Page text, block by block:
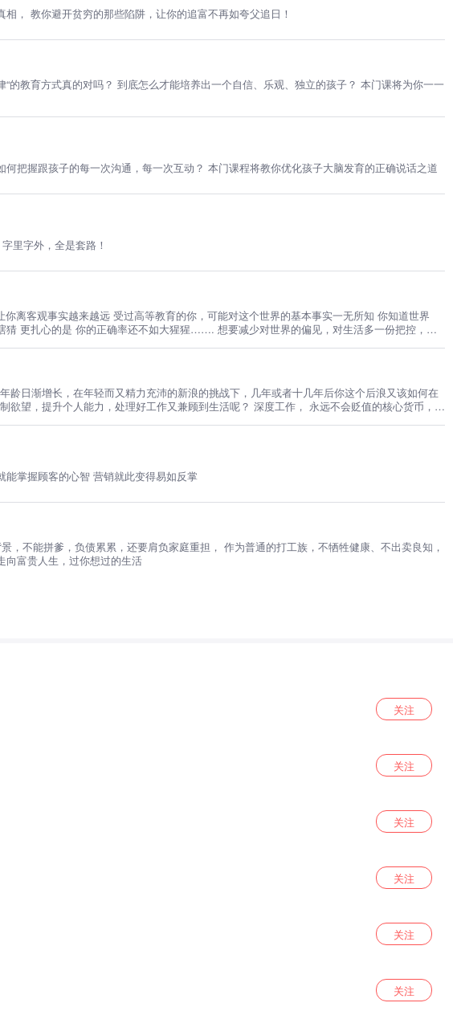
， 教你避开贫穷的那些陷阱，让你的追富不再如夸父追日！
的对吗？ 到底怎么才能培养出一个自信、乐观、独立的孩子？ 本门课将为你一一
把握跟孩子的每一次沟通，每一次互动？ 本门课程将教你优化孩子大脑发育的正确说话之道
里字外，全是套路！
的基本事实一无所知 你知道世界
猩猩……. 想要减少对世界的偏见，对生活多一份把控，对
日渐增长，在年轻而又精力充沛的新浪的挑战下，几年或者十几年后你这个后浪又该如何在
望，提升个人能力，处理好工作又兼顾到生活呢？ 深度工作， 永远不会贬值的核心货币，
掌握顾客的心智 营销就此变得易如反掌
不能拼爹，负债累累，还要肩负家庭重担， 作为普通的打工族，不牺牲健康、不出卖良知，
向富贵人生，过你想过的生活
关注
关注
关注
关注
关注
关注